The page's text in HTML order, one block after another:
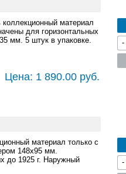
коллекционный материал
для горизонтальных
мм. 5 штук в упаковке.
Цена: 1 890.00 руб.
-
материал только с
148x95 мм.
до 1925 г. Наружный
-